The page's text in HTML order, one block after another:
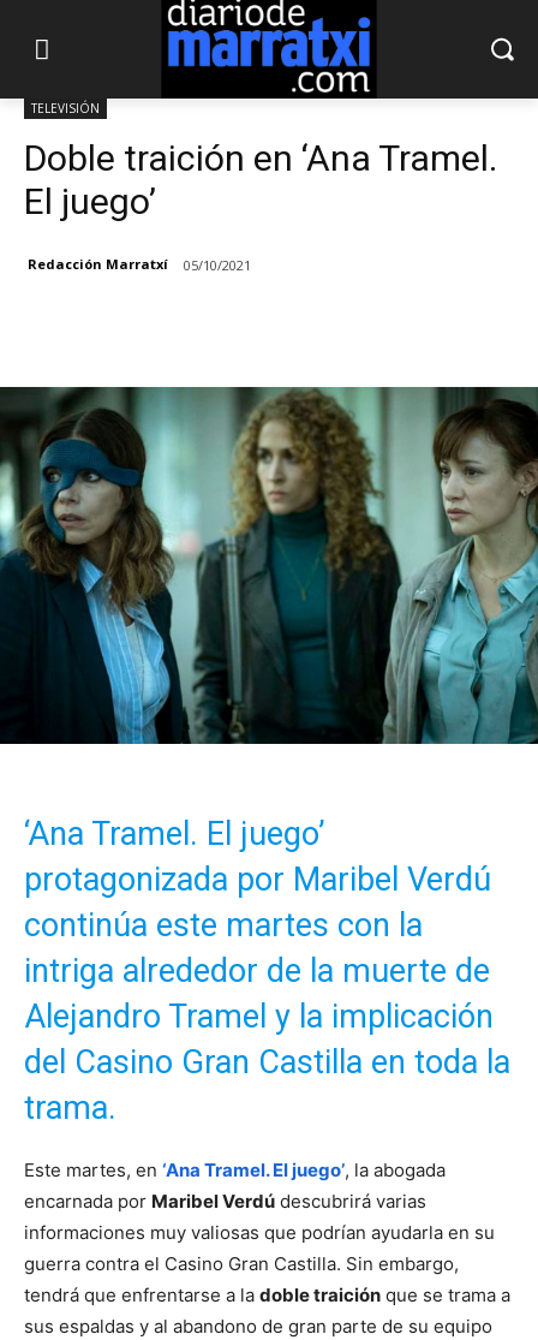
TELEVISIÓN
Doble traición en ‘Ana Tramel.
El juego’
Redacción Marratxí 05/10/2021
‘Ana Tramel. El juego’
protagonizada por Maribel Verdú
continúa este martes con la
intriga alrededor de la muerte de
Alejandro Tramel y la implicación
del Casino Gran Castilla en toda la
trama.
Este martes, en ‘Ana Tramel. El juego’, la abogada
encarnada por Maribel Verdú descubrirá varias
informaciones muy valiosas que podrían ayudarla en su
guerra contra el Casino Gran Castilla. Sin embargo,
tendrá que enfrentarse a la doble traición que se trama a
sus espaldas y al abandono de gran parte de su equipo